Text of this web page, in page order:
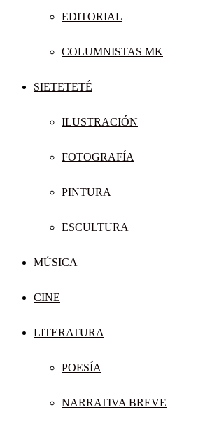
EDITORIAL
COLUMNISTAS MK
SIETETETÉ
ILUSTRACIÓN
FOTOGRAFÍA
PINTURA
ESCULTURA
MÚSICA
CINE
LITERATURA
POESÍA
NARRATIVA BREVE